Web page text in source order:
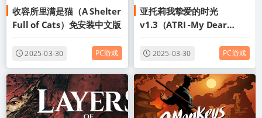
收容所里满是猫（A Shelter
Full of Cats）免安装中文版
2025-03-30 PC游戏
亚托莉我挚爱的时光
v1.3（ATRI -My Dear
Moments）免安装中文版
2025-03-30 PC游戏